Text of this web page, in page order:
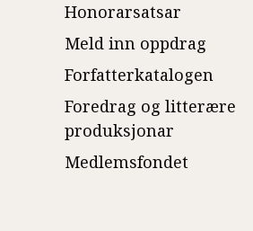
Honorarsatsar
Meld inn oppdrag
Forfatterkatalogen
Foredrag og litterære
produksjonar
Medlemsfondet